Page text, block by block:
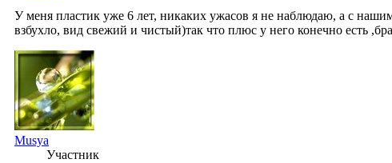
У меня пластик уже 6 лет, никаких ужасов я не наблюдаю, а с
взбухло, вид свежий и чистый)так что плюс у него конечно есть
Musya
Участник